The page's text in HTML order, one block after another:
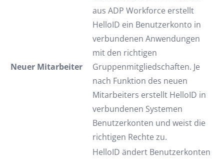
Neuer Mitarbeiter
aus ADP Workforce erstellt
HelloID ein Benutzerkonto in
verbundenen Anwendungen
mit den richtigen
Gruppenmitgliedschaften. Je
nach Funktion des neuen
Mitarbeiters erstellt HelloID in
verbundenen Systemen
Benutzerkonten und weist die
richtigen Rechte zu.
HelloID ändert Benutzerkonten